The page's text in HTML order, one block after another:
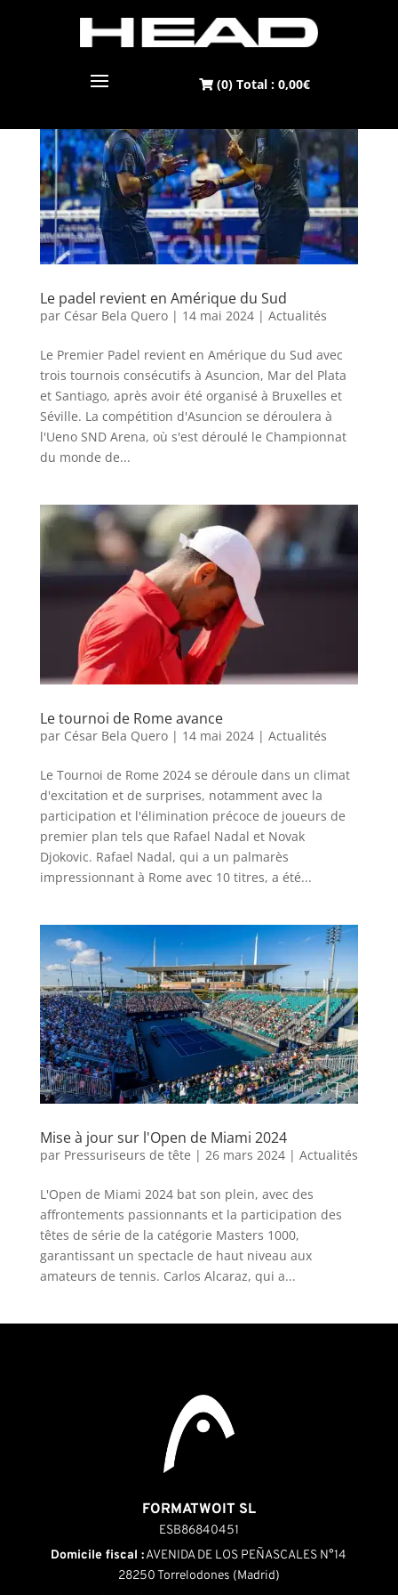
(0) Total : 0,00€
Le padel revient en Amérique du Sud
par César Bela Quero| 14 mai 2024| Actualités
Le Premier Padel revient en Amérique du Sud avec
trois tournois consécutifs à Asuncion, Mar del Plata
et Santiago, après avoir été organisé à Bruxelles et
Séville. La compétition d'Asuncion se déroulera à
l'Ueno SND Arena, où s'est déroulé le Championnat
du monde de...
Le tournoi de Rome avance
par César Bela Quero| 14 mai 2024| Actualités
Le Tournoi de Rome 2024 se déroule dans un climat
d'excitation et de surprises, notamment avec la
participation et l'élimination précoce de joueurs de
premier plan tels que Rafael Nadal et Novak
Djokovic. Rafael Nadal, qui a un palmarès
impressionnant à Rome avec 10 titres, a été...
Mise à jour sur l'Open de Miami 2024
par Pressuriseurs de tête | 26 mars 2024| Actualités
L'Open de Miami 2024 bat son plein, avec des
affrontements passionnants et la participation des
têtes de série de la catégorie Masters 1000,
garantissant un spectacle de haut niveau aux
amateurs de tennis. Carlos Alcaraz, qui a...
FORMATWOIT SL
ESB86840451
Domicile fiscal :AVENIDA DE LOS PEÑASCALES N°14
28250 Torrelodones (Madrid)